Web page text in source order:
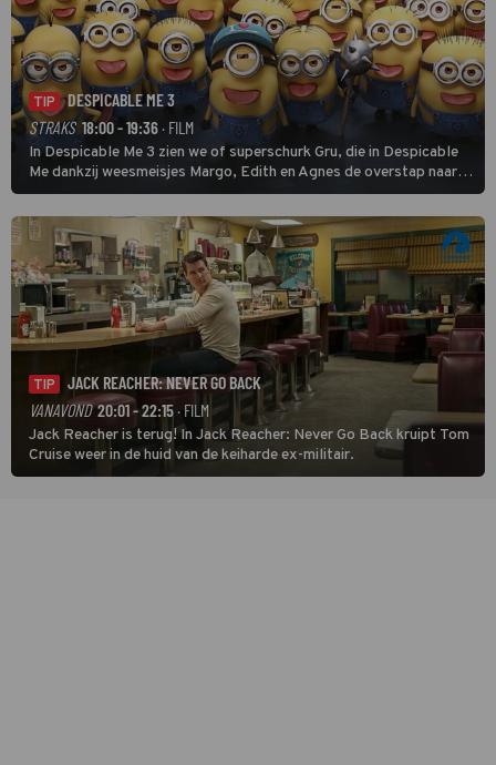
TIP
DESPICABLE ME 3
STRAKS 18:00 - 19:36· FILM
In Despicable Me 3 zien we of superschurk Gru, die in Despicable
Me dankzij weesmeisjes Margo, Edith en Agnes de overstap naar
het rechte pad maakte, ook op dat pad weet te blijven.
TIP
JACK REACHER: NEVER GO BACK
VANAVOND 20:01 - 22:15· FILM
Jack Reacher is terug! In Jack Reacher: Never Go Back kruipt Tom
Cruise weer in de huid van de keiharde ex-militair.